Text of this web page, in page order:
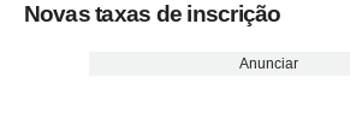
Novas taxas de inscrição
Anunciar